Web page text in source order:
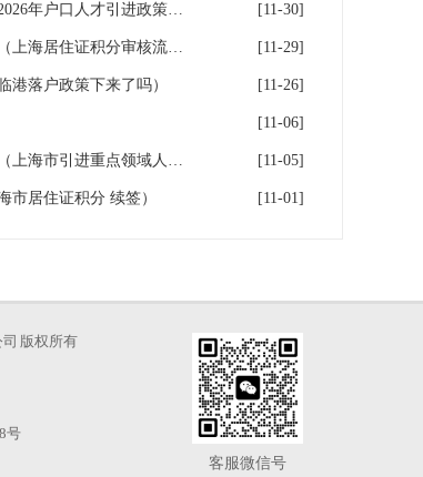
上海市2026年户口人才引进政策（上海市2026年户口人才引进政策文件） [11-30]
2026年上海居住证积分审核通过要点介绍（上海居住证积分审核流程） [11-29]
港落户政策下来了吗） [11-26]
[11-06]
上海重点区域引进人才落户单位申报通告（上海市引进重点领域人才加分可以累加） [11-05]
市居住证积分 续签） [11-01]
版权所有
号
客服微信号